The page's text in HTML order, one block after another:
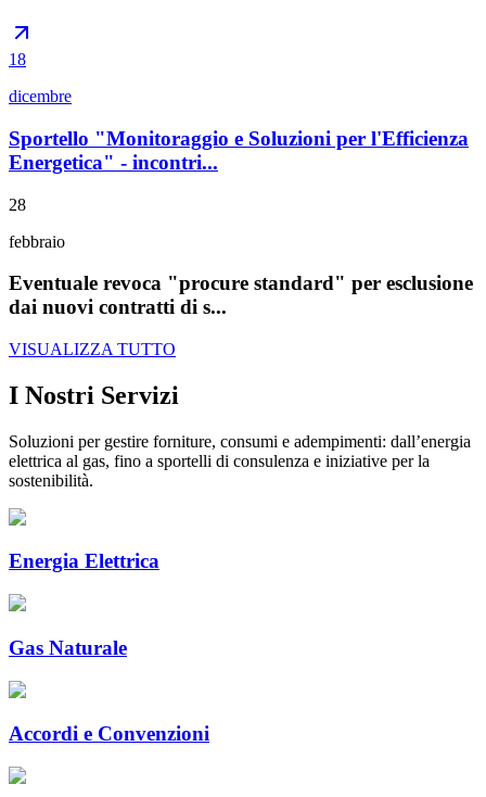
18
dicembre
Sportello "Monitoraggio e Soluzioni per l'Efficienza
Energetica" - incontri...
28
febbraio
Eventuale revoca "procure standard" per esclusione
dai nuovi contratti di s...
VISUALIZZA TUTTO
I Nostri Servizi
Soluzioni per gestire forniture, consumi e adempimenti: dall’energia
elettrica al gas, fino a sportelli di consulenza e iniziative per la
sostenibilità.
Energia Elettrica
Gas Naturale
Accordi e Convenzioni